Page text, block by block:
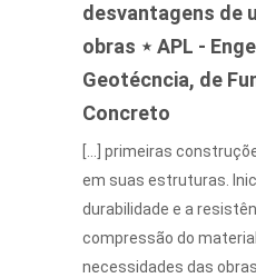
desvantagens de
obras ⋆ APL -
Geotécncia, de
Concreto
[…] primeiras
em suas estruturas.
durabilidade e a
compressão do
necessidades das